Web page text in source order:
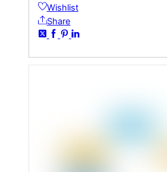
Wishlist
Share